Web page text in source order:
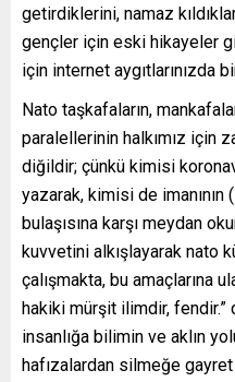
getirdiklerini, namaz
gençler için eski hikayeler
için internet aygıtlarınızda
Nato taşkafaların,
paralellerinin halkımız için
diğildir; çünkü kimisi
yazarak, kimisi de imanının
bulaşısına karşı meydan
kuvvetini alkışlayarak nato
çalışmakta, bu amaçlarına
hakiki mürşit ilimdir,
insanlığa bilimin ve aklın
hafızalardan silmeğe